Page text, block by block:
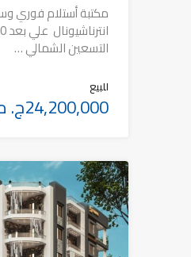
التسعين الشمالي …
للبيع
24,200,000ج. م.